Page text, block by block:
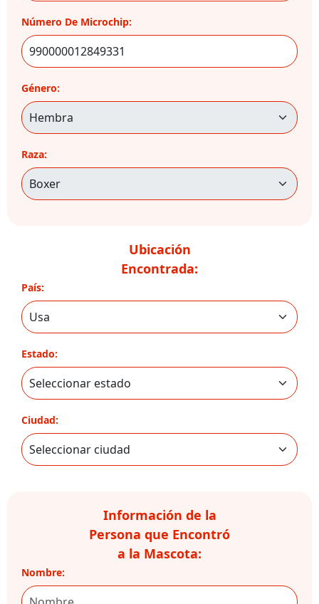
Número De Microchip:
Género:
Raza:
Ubicación
Encontrada:
País:
Estado:
Ciudad:
Información de la
Persona que Encontró
a la Mascota:
Nombre: